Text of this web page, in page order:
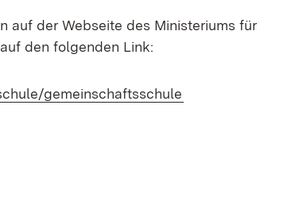
auf der Webseite des Ministeriums für
den folgenden Link:
gemeinschaftsschule